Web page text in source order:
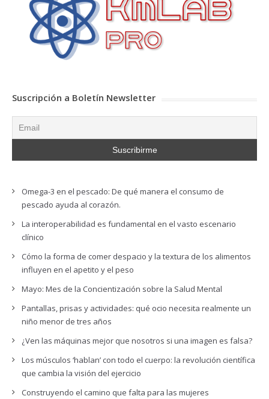
Suscripción a Boletín Newsletter
Omega-3 en el pescado: De qué manera el consumo de
pescado ayuda al corazón.
La interoperabilidad es fundamental en el vasto escenario
clínico
Cómo la forma de comer despacio y la textura de los alimentos
influyen en el apetito y el peso
Mayo: Mes de la Concientización sobre la Salud Mental
Pantallas, prisas y actividades: qué ocio necesita realmente un
niño menor de tres años
¿Ven las máquinas mejor que nosotros si una imagen es falsa?
Los músculos ‘hablan’ con todo el cuerpo: la revolución científica
que cambia la visión del ejercicio
Construyendo el camino que falta para las mujeres